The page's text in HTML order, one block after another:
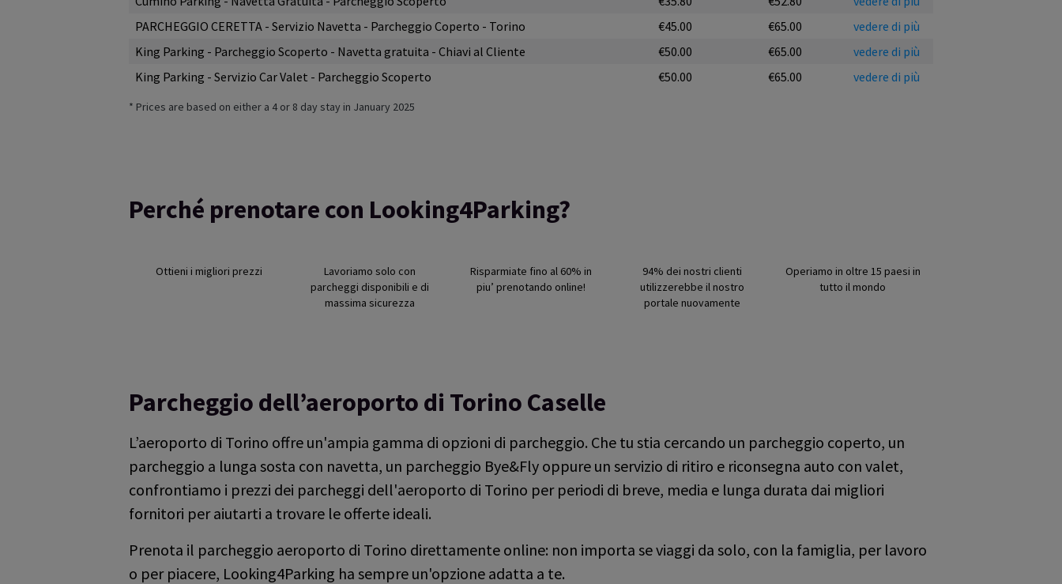
PARCHEGGIO CERETTA - Servizio Navetta - Parcheggio Coperto - Torino
€45.00 €65.00
vedere di più
King Parking - Parcheggio Scoperto - Navetta gratuita - Chiavi al Cliente
€50.00 €65.00
vedere di più
King Parking - Servizio Car Valet - Parcheggio Scoperto
€50.00 €65.00 vedere di più
* Prices are based on either a 4 or 8 day stay in January 2025
Perché prenotare con Looking4Parking?
Ottieni i migliori prezzi
Lavoriamo solo con
parcheggi disponibili e di
massima sicurezza
Risparmiate fino al 60% in
piu’ prenotando online!
94% dei nostri clienti
utilizzerebbe il nostro
portale nuovamente
Operiamo in oltre 15 paesi in
tutto il mondo
Parcheggio dell’aeroporto di Torino Caselle
L’aeroporto di Torino offre un'ampia gamma di opzioni di parcheggio. Che tu stia cercando un parcheggio coperto, un
parcheggio a lunga sosta con navetta, un parcheggio Bye&Fly oppure un servizio di ritiro e riconsegna auto con valet,
confrontiamo i prezzi dei parcheggi dell'aeroporto di Torino per periodi di breve, media e lunga durata dai migliori
fornitori per aiutarti a trovare le offerte ideali.
Prenota il parcheggio aeroporto di Torino direttamente online: non importa se viaggi da solo, con la famiglia, per lavoro
o per piacere, Looking4Parking ha sempre un'opzione adatta a te.